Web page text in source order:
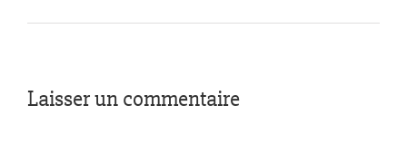
Laisser un commentaire